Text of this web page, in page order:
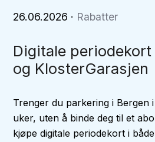
26.06.2026 · Rabatter
Digitale
og KlosterGarasjen
Trenger du parkering i Bergen
uker, uten å binde deg til et
kjøpe digitale periodekort i